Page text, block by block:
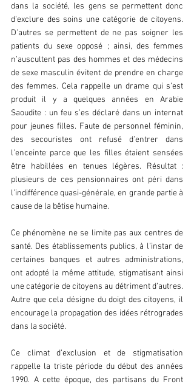
dans la société, les gens se permettent donc
d’exclure des soins une catégorie de citoyens.
D’autres se permettent de ne pas soigner les
patients du sexe opposé ; ainsi, des femmes
n’auscultent pas des hommes et des médecins
de sexe masculin évitent de prendre en charge
des femmes. Cela rappelle un drame qui s’est
produit il y a quelques années en Arabie
Saoudite : un feu s’es déclaré dans un internat
pour jeunes filles. Faute de personnel féminin,
des secouristes ont refusé d’entrer dans
l’enceinte parce que les filles étaient sensées
être habillées en tenues légères. Résultat :
plusieurs de ces pensionnaires ont péri dans
l’indifférence quasi-générale, en grande partie à
cause de la bêtise humaine.
Ce phénomène ne se limite pas aux centres de
santé. Des établissements publics, à l’instar de
certaines banques et autres administrations,
ont adopté la même attitude, stigmatisant ainsi
une catégorie de citoyens au détriment d’autres.
Autre que cela désigne du doigt des citoyens, il
encourage la propagation des idées rétrogrades
dans la société.
Ce climat d’exclusion et de stigmatisation
rappelle la triste période du début des années
1990. A cette époque, des partisans du Front